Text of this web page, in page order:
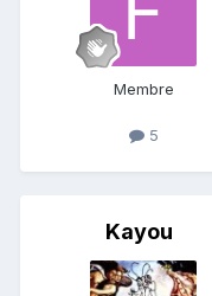
Membre
5
Kayou